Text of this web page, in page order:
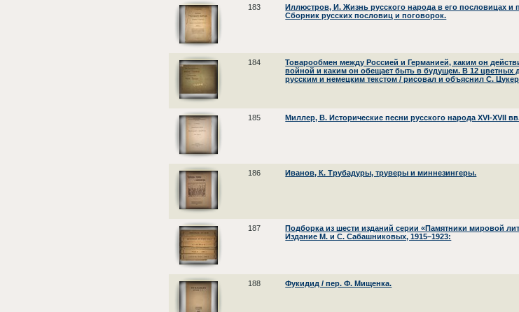
183
Иллюстров, И. Жизнь русского народа в его пословицах и
Сборник русских пословиц и поговорок.
184
Товарообмен между Россией и Германией, каким он
войной и каким он обещает быть в будущем. В 12 цветных
русским и немецким текстом / рисовал и объяснил С.
185 Миллер, В. Исторические песни русского народа XVI-XVII
186 Иванов, К. Трубадуры, труверы и миннезингеры.
187
Подборка из шести изданий серии «Памятники мировой
Издание М. и С. Сабашниковых, 1915–1923:
188 Фукидид / пер. Ф. Мищенка.